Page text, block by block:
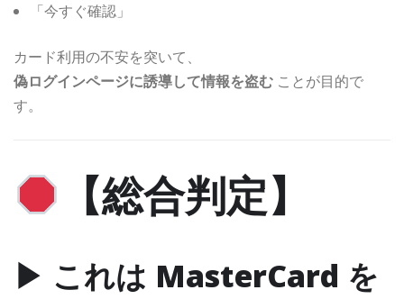
「今すぐ確認」
カード利用の不安を突いて、
偽ログインページに誘導して情報を盗む ことが目的で
す。
【総合判定】
▶ これは MasterCard を